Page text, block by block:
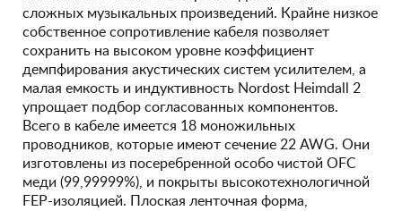
сложных музыкальных произведений. Крайне низкое
собственное сопротивление кабеля позволяет
сохранить на высоком уровне коэффициент
демпфирования акустических систем усилителем, а
малая емкость и индуктивность Nordost Heimdall 2
упрощает подбор согласованных компонентов.
Всего в кабеле имеется 18 моножильных
проводников, которые имеют сечение 22 AWG. Они
изготовлены из посеребренной особо чистой OFC
меди (99,99999%), и покрыты высокотехнологичной
FEP-изоляцией. Плоская ленточная форма,